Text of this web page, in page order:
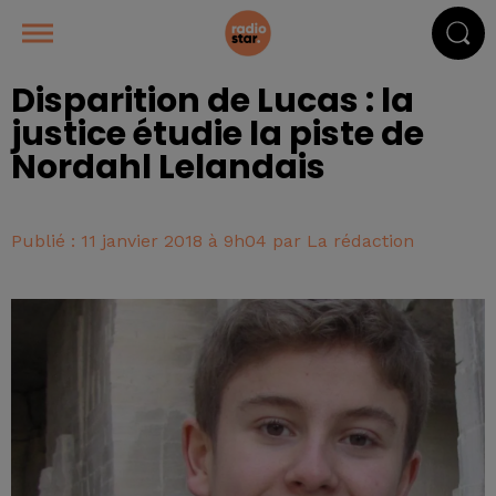
Disparition de Lucas : la
justice étudie la piste de
Nordahl Lelandais
Publié : 11 janvier 2018 à 9h04 par La rédaction